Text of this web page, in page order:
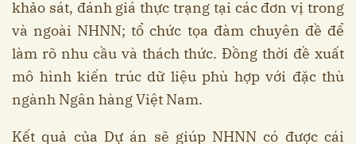
khảo sát, đánh giá thực trạng tại các đơn vị trong
và ngoài NHNN; tổ chức tọa đàm chuyên đề để
làm rõ nhu cầu và thách thức. Đồng thời đề xuất
mô hình kiến trúc dữ liệu phù hợp với đặc thù
ngành Ngân hàng Việt Nam.
Kết quả của Dự án sẽ giúp NHNN có được cái